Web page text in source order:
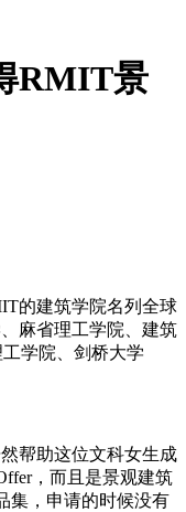
RMIT景
的建筑学院名列全球
麻省理工学院、建筑
学院、剑桥大学
帮助这位文科女生成
，而且是景观建筑
集，申请的时候没有